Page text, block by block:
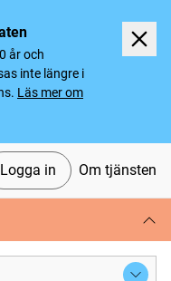
år och
inte längre i
Läs mer om
Logga in Om tjänsten